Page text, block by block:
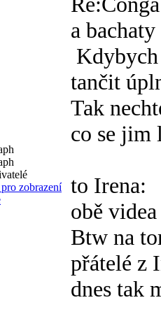
a bachaty
tančit
Tak
co se
to Irena:
obě
Btw na
přátelé z
dnes tak